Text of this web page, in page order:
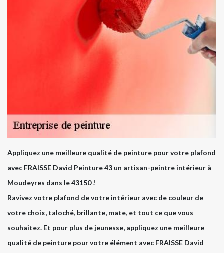
Appliquez une meilleure qualité de peinture pour votre plafond
avec FRAISSE David Peinture 43 un artisan-peintre intérieur à
Moudeyres dans le 43150 !
Ravivez votre plafond de votre intérieur avec de couleur de
votre choix, taloché, brillante, mate, et tout ce que vous
souhaitez. Et pour plus de jeunesse, appliquez une meilleure
qualité de peinture pour votre élément avec FRAISSE David